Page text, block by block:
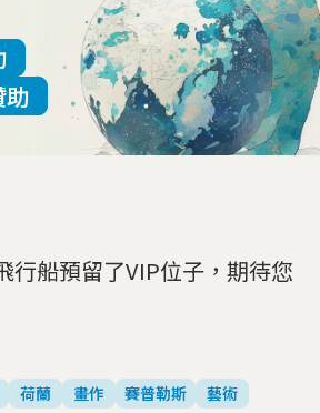
助
行船預留了VIP位子，期待您
荷蘭 畫作 賽普勒斯
藝術